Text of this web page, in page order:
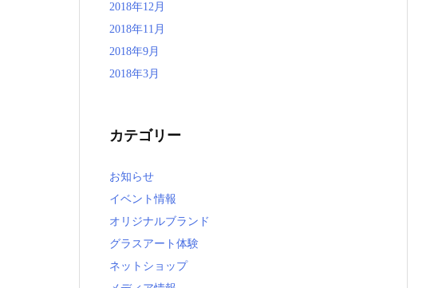
2018年12月
2018年11月
2018年9月
2018年3月
カテゴリー
お知らせ
イベント情報
オリジナルブランド
グラスアート体験
ネットショップ